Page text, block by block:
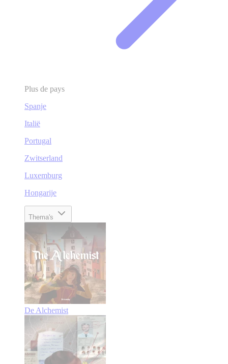
Plus de pays
Spanje
Italië
Portugal
Zwitserland
Luxemburg
Hongarije
Thema's
De Alchemist